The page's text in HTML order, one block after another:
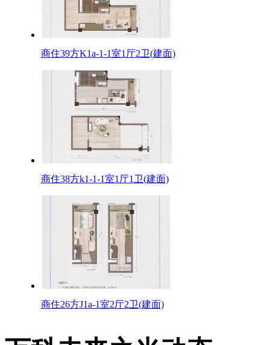
商住39方K1a-1-1室1厅2卫(建面)
商住38方k1-1-1室1厅1卫(建面)
商住26方J1a-1室2厅2卫(建面)